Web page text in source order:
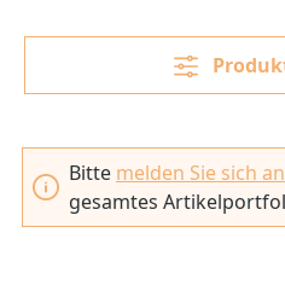
Bitte melden Sie sich an
gesamtes